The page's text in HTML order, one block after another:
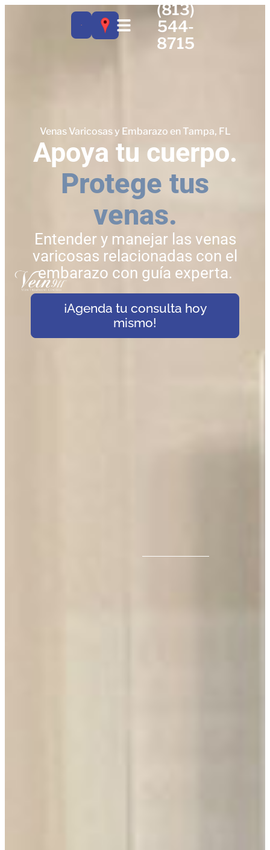
(813)
544-
8715
Venas Varicosas y Embarazo en Tampa, FL
Apoya tu cuerpo.
Protege tus
venas.
Entender y manejar las venas
varicosas relacionadas con el
embarazo con guía experta.
¡Agenda tu consulta hoy
mismo!